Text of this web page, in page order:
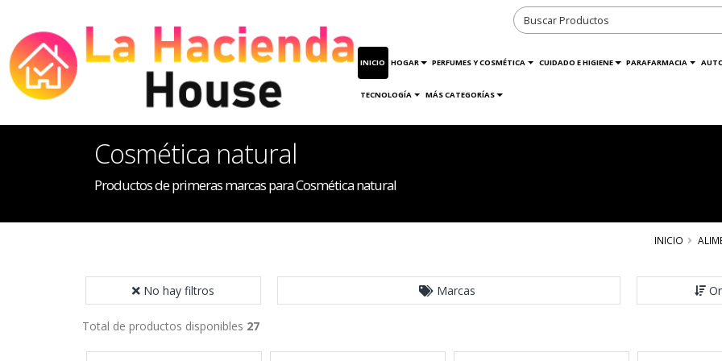
INICIO HOGAR PERFUMES Y COSMÉTICA CUIDADO E HIGIENE PARAFARMACIA
TECNOLOGÍA MÁS CATEGORÍAS
Cosmética natural
Productos de primeras marcas para Cosmética natural
INICIO
No hay filtros Marcas
Total de productos disponibles 27